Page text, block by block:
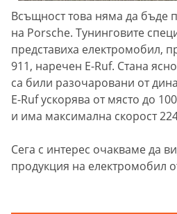
Всъщност това няма да бъде
на Porsche. Тунинговите
представиха електромобил,
911, наречен E-Ruf. Стана
са били разочаровани от
E-Ruf ускорява от място до
и има максимална скорост
Сега с интерес очакваме да
продукция на електромобил